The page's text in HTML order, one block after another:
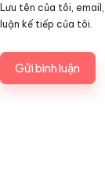
Lưu tên của tôi,
luận kế tiếp của tôi.